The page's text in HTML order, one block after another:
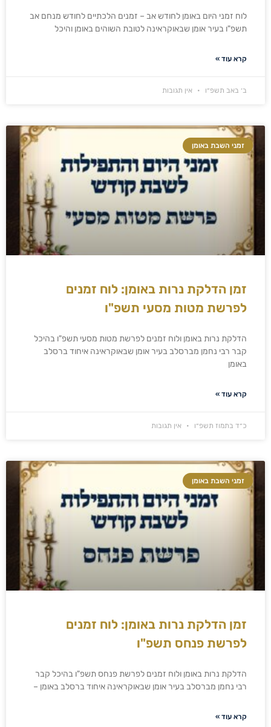
לוח זמני היום באומן לחודש אב – זמנים הלכתיים לחודש מנחם אב
תשפ"ו בעיר אומן שבאוקראינה לטובת השוהים באומן והיכל
קרא עוד »
ב׳ באב תשפ״ו אין תגובות
זמני השבת באומן
זמן הדלקת נרות באומן: לוח זמנים
לפרשת מטות מסעי תשפ"ו
הדלקת נרות באומן ולוח זמנים לפרשת מטות מסעי תשפ"ו בהיכל
קבר רבי נחמן מברסלב בעיר אומן שבאוקראינה איחוד ברסלב
באומן
קרא עוד »
כ״ד בתמוז תשפ״ו אין תגובות
זמני השבת באומן
זמן הדלקת נרות באומן: לוח זמנים
לפרשת פנחס תשפ"ו
הדלקת נרות באומן ולוח זמנים לפרשת פנחס תשפ"ו בהיכל קבר
רבי נחמן מברסלב בעיר אומן שבאוקראינה איחוד ברסלב באומן –
קרא עוד »